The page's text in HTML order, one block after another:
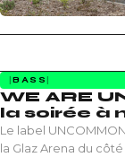
BASS
WE ARE
la soirée à
Le label
la Glaz Arena du côté